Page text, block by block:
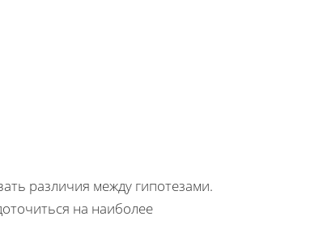
различия между гипотезами.
на наиболее